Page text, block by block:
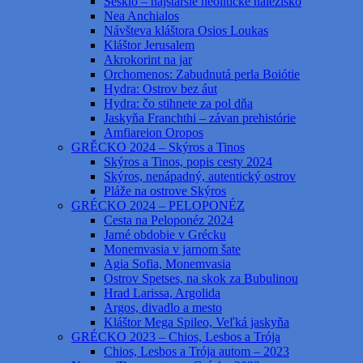
Nea Anchialos
Návšteva kláštora Osios Loukas
Kláštor Jerusalem
Akrokorint na jar
Orchomenos: Zabudnutá perla Boiótie
Hydra: Ostrov bez áut
Hydra: čo stihnete za pol dňa
Jaskyňa Franchthi – závan prehistórie
Amfiareion Oropos
GRĚCKO 2024 – Skýros a Tinos
Skýros a Tinos, popis cesty 2024
Skýros, nenápadný, autentický ostrov
Pláže na ostrove Skýros
GRÉCKO 2024 – PELOPONÉZ
Cesta na Peloponéz 2024
Jarné obdobie v Grécku
Monemvasia v jarnom šate
Agia Sofia, Monemvasia
Ostrov Spetses, na skok za Bubulinou
Hrad Larissa, Argolida
Argos, divadlo a mesto
Kláštor Mega Spileo, Veľká jaskyňa
GRÉCKO 2023 – Chios, Lesbos a Trója
Chios, Lesbos a Trója autom – 2023